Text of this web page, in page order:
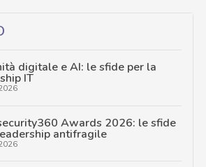
digitale e AI: le sfide per la
IT
Awards 2026: le sfide
antifragile